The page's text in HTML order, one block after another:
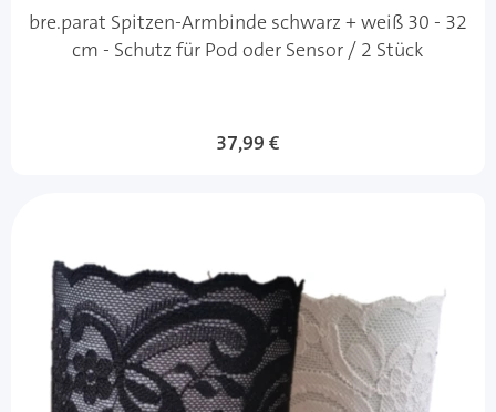
bre.parat Spitzen-Armbinde schwarz + weiß 30 - 32
cm - Schutz für Pod oder Sensor / 2 Stück
37,99 €